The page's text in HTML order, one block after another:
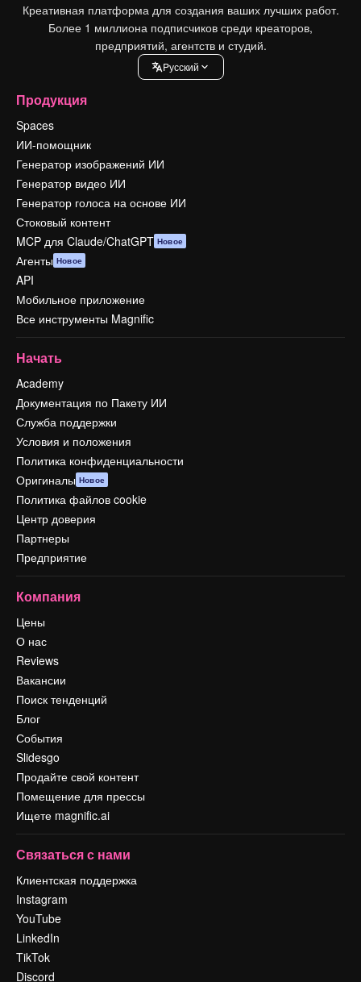
Креативная платформа для создания ваших лучших работ.
Более 1 миллиона подписчиков среди креаторов,
предприятий, агентств и студий.
Pусский
Продукция
Spaces
ИИ-помощник
Генератор изображений ИИ
Генератор видео ИИ
Генератор голоса на основе ИИ
Стоковый контент
MCP для Claude/ChatGPT Новое
Агенты Новое
API
Мобильное приложение
Все инструменты Magnific
Начать
Academy
Документация по Пакету ИИ
Служба поддержки
Условия и положения
Политика конфиденциальности
Оригиналы Новое
Политика файлов cookie
Центр доверия
Партнеры
Предприятие
Компания
Цены
О нас
Reviews
Вакансии
Поиск тенденций
Блог
События
Slidesgo
Продайте свой контент
Помещение для прессы
Ищете magnific.ai
Связаться с нами
Клиентская поддержка
Instagram
YouTube
LinkedIn
TikTok
Discord